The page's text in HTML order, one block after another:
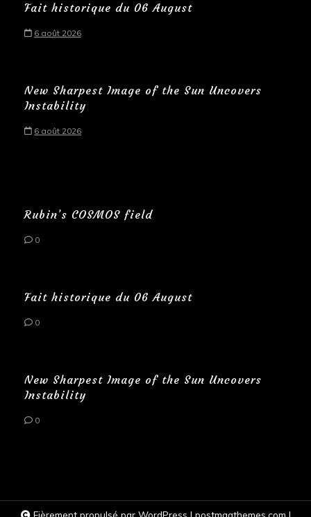
Fait historique du 06 August
6 août 2026
New Sharpest Image of the Sun Uncovers
Instability
6 août 2026
Rubin’s COSMOS field
0
Fait historique du 06 August
0
New Sharpest Image of the Sun Uncovers
Instability
0